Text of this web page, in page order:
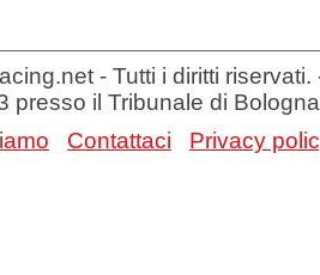
- Tutti i diritti
presso il Tribunale di Bologna
Contattaci Privacy